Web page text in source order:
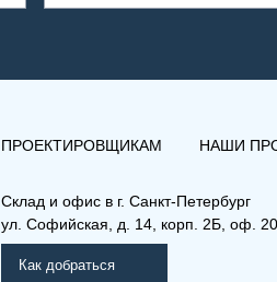
ПРОЕКТИРОВЩИКАМ НАШИ
Склад и офис в г. Санкт-Петербург
ул. Софийская, д. 14, корп. 2Б, оф.
Как добраться